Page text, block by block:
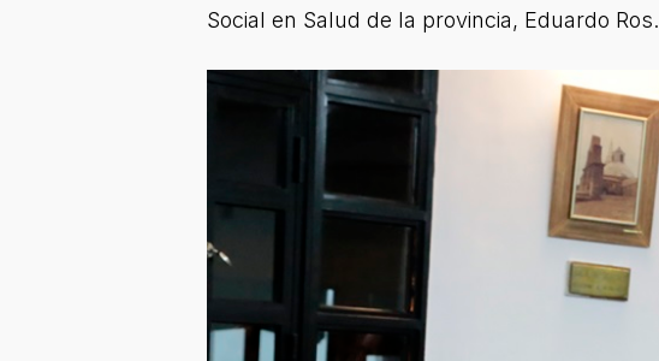
Social en Salud de la provincia, Eduardo Ros.